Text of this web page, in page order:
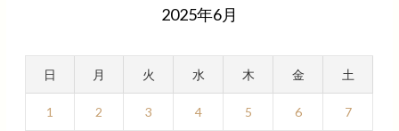
2025年6月
日 月 火 水 木 金 土
1 2 3 4 5 6 7